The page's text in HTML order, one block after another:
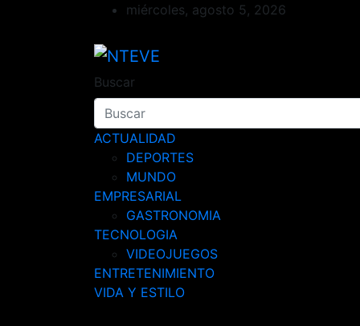
miércoles, agosto 5, 2026
NTEVE
Tu Canal
Buscar
ACTUALIDAD
DEPORTES
MUNDO
EMPRESARIAL
GASTRONOMIA
TECNOLOGIA
VIDEOJUEGOS
ENTRETENIMIENTO
VIDA Y ESTILO